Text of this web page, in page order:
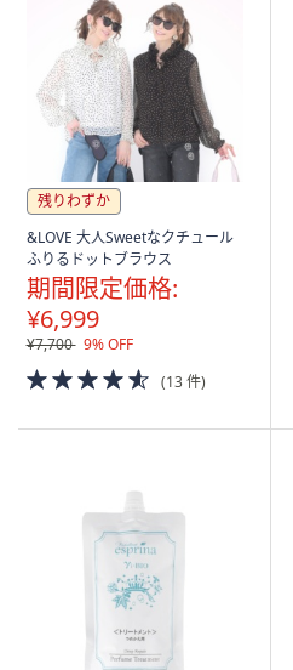
残りわずか
&LOVE 大人Sweetなクチュール
ふりるドットブラウス
期間限定価格:
¥6,999
¥7,700 9% OFF
4.5
of
(13 件)